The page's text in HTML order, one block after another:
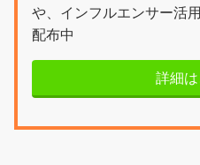
や、インフルエンサー活
配布中
詳細